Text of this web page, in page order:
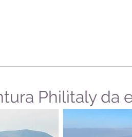
Philìtaly da